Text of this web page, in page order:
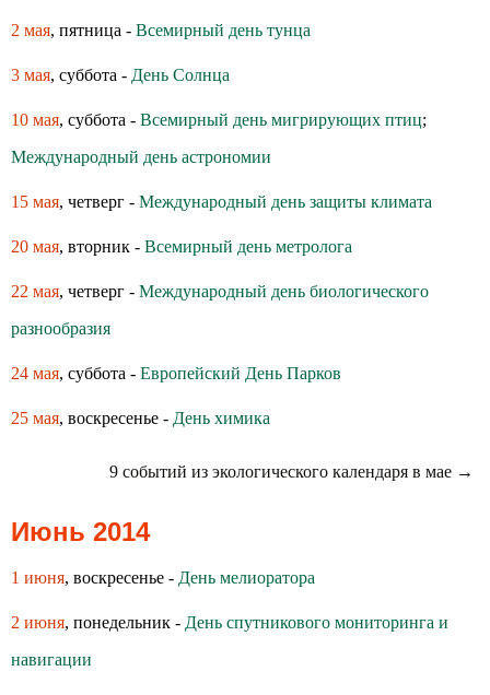
2 мая, пятница - Всемирный день тунца
3 мая, суббота - День Солнца
10 мая, суббота - Всемирный день мигрирующих птиц;
Международный день астрономии
15 мая, четверг - Международный день защиты климата
20 мая, вторник - Всемирный день метролога
22 мая, четверг - Международный день биологического
разнообразия
24 мая, суббота - Европейский День Парков
25 мая, воскресенье - День химика
9 событий из экологического календаря в мае →
Июнь 2014
1 июня, воскресенье - День мелиоратора
2 июня, понедельник - День спутникового мониторинга и
навигации